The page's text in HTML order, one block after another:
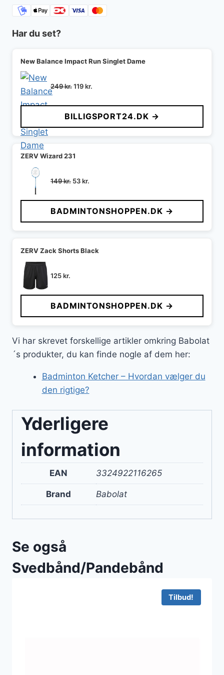
Har du set?
New Balance Impact Run Singlet Dame
249kr.Den
pris
var:
249 kr..
119kr.
pris
er:
119 kr..
BILLIGSPORT24.DK →
ZERV Wizard 231
149kr. Den
pris
var:
149 kr..
53kr.
pris
er:
53 kr..
BADMINTONSHOPPEN.DK →
ZERV Zack Shorts Black
125kr.
BADMINTONSHOPPEN.DK →
Vi har skrevet forskellige artikler omkring Babolat
´s produkter, du kan finde nogle af dem her:
Badminton Ketcher – Hvordan vælger du
den rigtige?
Yderligere
information
EAN 3324922116265
Brand Babolat
Se også
Svedbånd/Pandebånd
Tilbud!